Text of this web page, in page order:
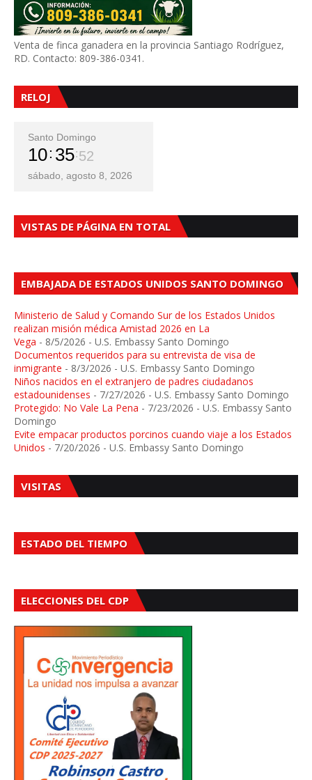
Venta de finca ganadera en la provincia Santiago Rodríguez,
RD. Contacto: 809-386-0341.
RELOJ
Santo Domingo
10 35 53
sábado, agosto 8, 2026
VISTAS DE PÁGINA EN TOTAL
EMBAJADA DE ESTADOS UNIDOS SANTO DOMINGO
Ministerio de Salud y Comando Sur de los Estados Unidos
realizan misión médica Amistad 2026 en La
Vega - 8/5/2026 - U.S. Embassy Santo Domingo
Documentos requeridos para su entrevista de visa de
inmigrante - 8/3/2026 - U.S. Embassy Santo Domingo
Niños nacidos en el extranjero de padres ciudadanos
estadounidenses - 7/27/2026 - U.S. Embassy Santo Domingo
Protegido: No Vale La Pena - 7/23/2026 - U.S. Embassy Santo
Domingo
Evite empacar productos porcinos cuando viaje a los Estados
Unidos - 7/20/2026 - U.S. Embassy Santo Domingo
VISITAS
ESTADO DEL TIEMPO
ELECCIONES DEL CDP